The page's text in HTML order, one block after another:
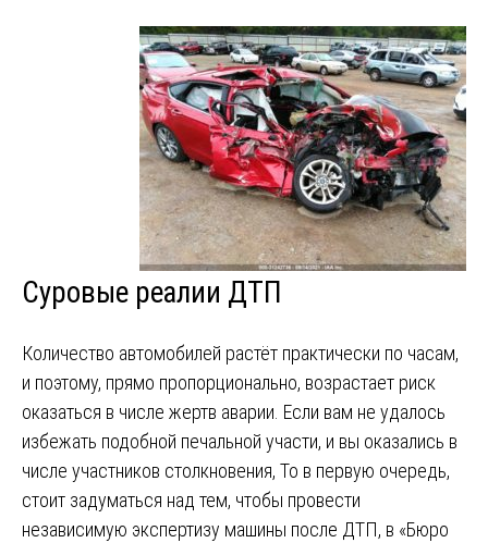
Суровые реалии ДТП
Количество автомобилей растёт практически по часам,
и поэтому, прямо пропорционально, возрастает риск
оказаться в числе жертв аварии. Если вам не удалось
избежать подобной печальной участи, и вы оказались в
числе участников столкновения, То в первую очередь,
стоит задуматься над тем, чтобы провести
независимую экспертизу машины после ДТП, в «Бюро